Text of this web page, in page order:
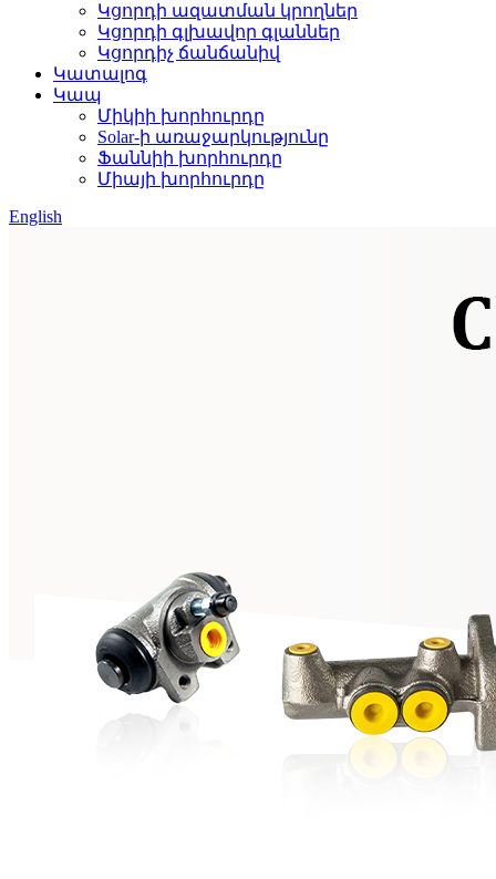
Կցորդի ազատման կրողներ
Կցորդի գլխավոր գլաններ
Կցորդիչ ճանճանիվ
Կատալոգ
Կապ
Միկիի խորհուրդը
Solar-ի առաջարկությունը
Ֆաննիի խորհուրդը
Միայի խորհուրդը
English